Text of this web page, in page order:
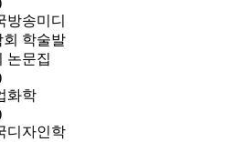
방송미디
회 학술발
논문집
화학
디자인학